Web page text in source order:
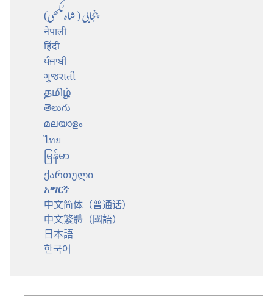
پنجابی (شاہ مُکھی)
नेपाली
हिंदी
ਪੰਜਾਬੀ
ગુજરાતી
தமிழ்
తెలుగు
മലയാളം
ไทย
မြန်မာ
ქართული
አማርኛ
中文简体（普通话）
中文繁體（國語）
日本語
한국어